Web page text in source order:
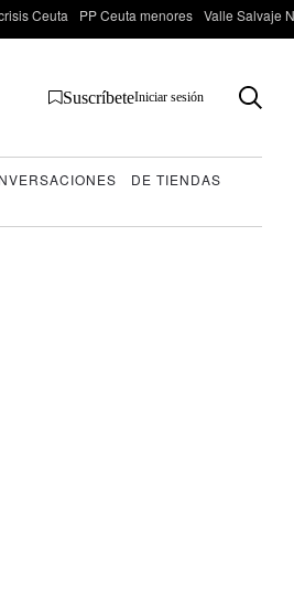
Ceuta PP Ceuta menores Valle Salvaje
SuscríbeteIniciar sesión
DE TIENDAS